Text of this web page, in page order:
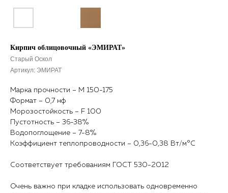
Кирпич облицовочный «ЭМИРАТ»
Старый Оскол
Артикул: ЭМИРАТ
Марка прочности – М 150-175
Формат – 0,7 нф
Морозостойкость – F 100
Пустотность – 36-38%
Водопоглощение – 7-8%
Коэффициент теплопроводности – 0,36-0,38 Вт/м°С
Соответствует требованиям ГОСТ 530-2012
Очень важно при кладке использовать одновременно